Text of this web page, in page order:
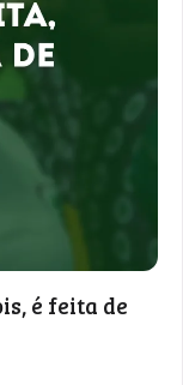
é feita de